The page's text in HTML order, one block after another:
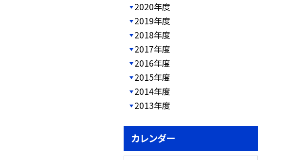
2020年度
2019年度
2018年度
2017年度
2016年度
2015年度
2014年度
2013年度
カレンダー